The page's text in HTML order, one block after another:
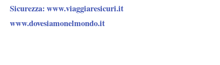
Sicurezza: www.viaggiaresicuri.it
www.dovesiamonelmondo.it